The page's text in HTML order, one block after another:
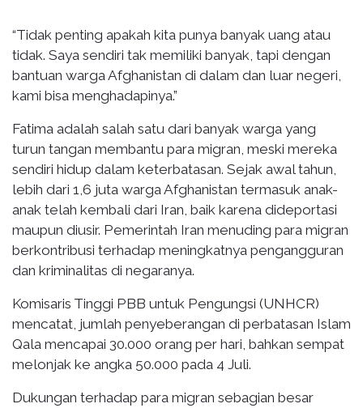
“Tidak penting apakah kita punya banyak uang atau
tidak. Saya sendiri tak memiliki banyak, tapi dengan
bantuan warga Afghanistan di dalam dan luar negeri,
kami bisa menghadapinya.”
Fatima adalah salah satu dari banyak warga yang
turun tangan membantu para migran, meski mereka
sendiri hidup dalam keterbatasan. Sejak awal tahun,
lebih dari 1,6 juta warga Afghanistan termasuk anak-
anak telah kembali dari Iran, baik karena dideportasi
maupun diusir. Pemerintah Iran menuding para migran
berkontribusi terhadap meningkatnya pengangguran
dan kriminalitas di negaranya.
Komisaris Tinggi PBB untuk Pengungsi (UNHCR)
mencatat, jumlah penyeberangan di perbatasan Islam
Qala mencapai 30.000 orang per hari, bahkan sempat
melonjak ke angka 50.000 pada 4 Juli.
Dukungan terhadap para migran sebagian besar